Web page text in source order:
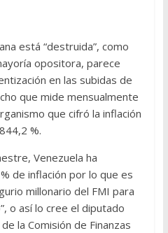
está “destruida”, como
opositora, parece
en las subidas de
que mide mensualmente
que cifró la inflación
%.
Venezuela ha
de inflación por lo que es
millonario del FMI para
o así lo cree el diputado
la Comisión de Finanzas